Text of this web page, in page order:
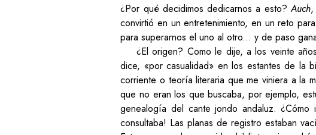
¿Por qué decidimos dedicarnos a esto?Auch,
convirtió en un entretenimiento, en un reto
para superarnos el uno al otro... y de paso
¿El origen? Como le dije, a los veinte
dice, «por casualidad» en los estantes de la
corriente o teoría literaria que me viniera a la
que no eran los que buscaba, por ejemplo,
genealogía del cante jondo andaluz.
consultaba! Las planas de registro estaban